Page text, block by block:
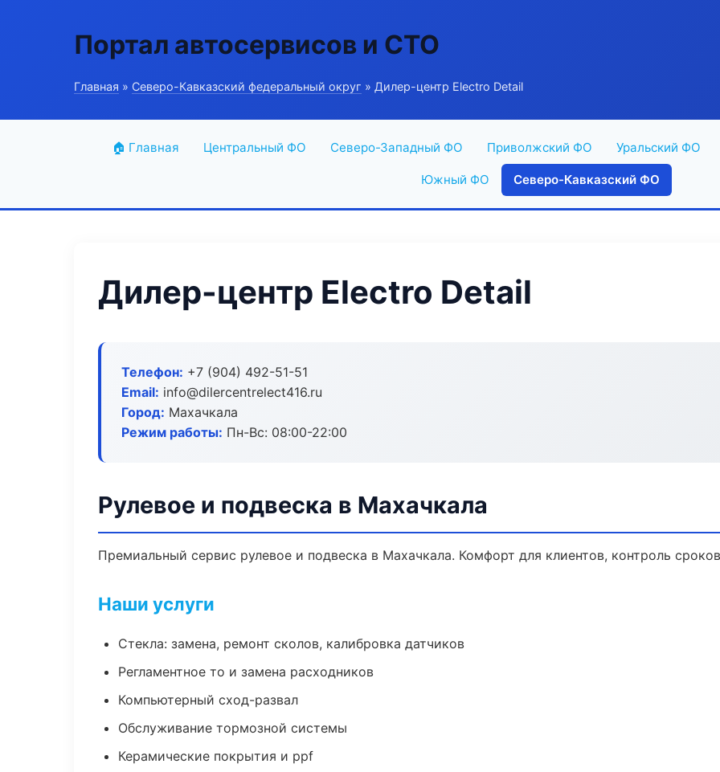
Портал автосервисов и СТО
Главная » Северо-Кавказский федеральный округ » Дилер-центр Electro Detail
🏠 Главная Центральный ФО Северо-Западный ФО Приволжский ФО Уральский ФО
Южный ФО Северо-Кавказский ФО
Дилер-центр Electro Detail
Телефон: +7 (904) 492-51-51
Email: info@dilercentrelect416.ru
Город: Махачкала
Режим работы: Пн-Вс: 08:00-22:00
Рулевое и подвеска в Махачкала
Премиальный сервис рулевое и подвеска в Махачкала. Комфорт для клиентов, контроль
Наши услуги
Стекла: замена, ремонт сколов, калибровка датчиков
Регламентное то и замена расходников
Компьютерный сход-развал
Обслуживание тормозной системы
Керамические покрытия и ppf